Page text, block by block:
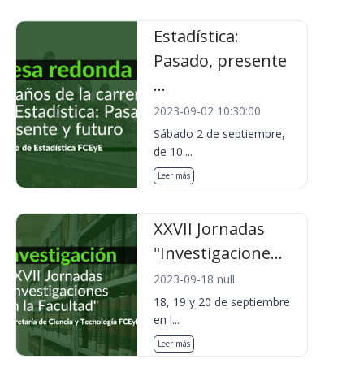
Estadística:
Pasado, presente
...
2023-09-02 10:30:00
Sábado 2 de septiembre,
de 10....
Leer más
XXVII Jornadas
"Investigacione...
2023-09-18 null
18, 19 y 20 de septiembre
en l...
Leer más